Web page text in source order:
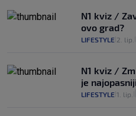
N1 kviz /
ovo grad?
LIFESTYLE 2. lip.
N1 kviz /
je
LIFESTYLE 1. lip.